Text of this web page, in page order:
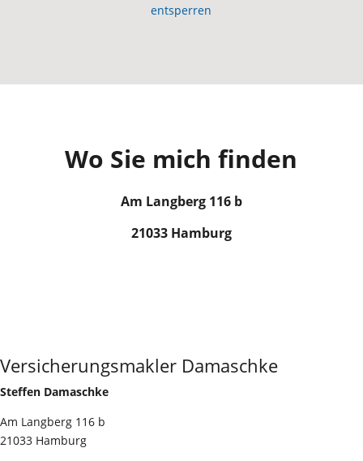
entsperren
Wo Sie mich finden
Am Langberg 116 b
21033 Hamburg
Versicherungsmakler Damaschke
Steffen Damaschke
Am Langberg 116 b
21033 Hamburg